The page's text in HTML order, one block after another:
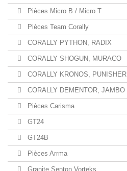
Pièces Micro B / Micro T
Pièces Team Corally
CORALLY PYTHON, RADIX
CORALLY SHOGUN, MURACO
CORALLY KRONOS, PUNISHER
CORALLY DEMENTOR, JAMBO
Pièces Carisma
GT24
GT24B
Pièces Arrma
Granite Senton Vorteks